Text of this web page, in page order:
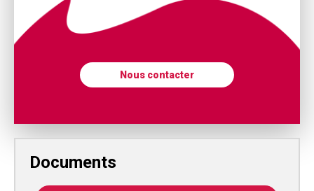
Nous contacter
Documents